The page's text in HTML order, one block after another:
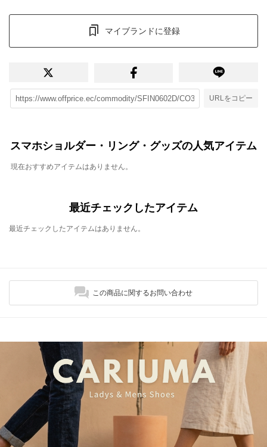
マイブランドに登録
URLをコピー
スマホショルダー・リング・グッズの人気アイテム
現在おすすめアイテムはありません。
最近チェックしたアイテム
最近チェックしたアイテムはありません。
この商品に関するお問い合わせ